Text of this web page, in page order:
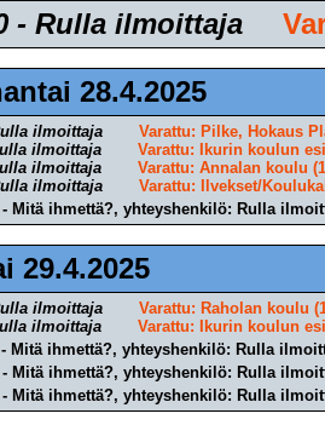
- Rulla ilmoittaja
28.4.2025
ilmoittaja
Varattu: Pilke, Hokaus
ilmoittaja
Varattu: Ikurin koulun
ilmoittaja
Varattu: Annalan koulu
ilmoittaja
Varattu: Ilvekset/
- Mitä ihmettä?, yhteyshenkilö: Rulla
29.4.2025
ilmoittaja
Varattu: Raholan koulu
ilmoittaja
Varattu: Ikurin koulun
- Mitä ihmettä?, yhteyshenkilö: Rulla
- Mitä ihmettä?, yhteyshenkilö: Rulla
- Mitä ihmettä?, yhteyshenkilö: Rulla